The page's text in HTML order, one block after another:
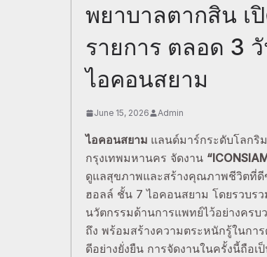
พยาบาลตากสิน เ
รายการ ตลอด 3
ไอคอนสยาม
June 15, 2026 Admin
ไอคอนสยาม แลนด์มาร์กระดับโลกริ
กรุงเทพมหานคร จัดงาน
ดูแลสุขภาพและสร้างคุณภาพชีวิตที่ดี
ฮอลล์ ชั้น 7 ไอคอนสยาม โดยรวบร
นวัตกรรมด้านการแพทย์ไว้อย่างครบ
ถึง พร้อมสร้างความตระหนักรู้ในก
ดีอย่างยั่งยืน การจัดงานในครั้งนี้ถือ